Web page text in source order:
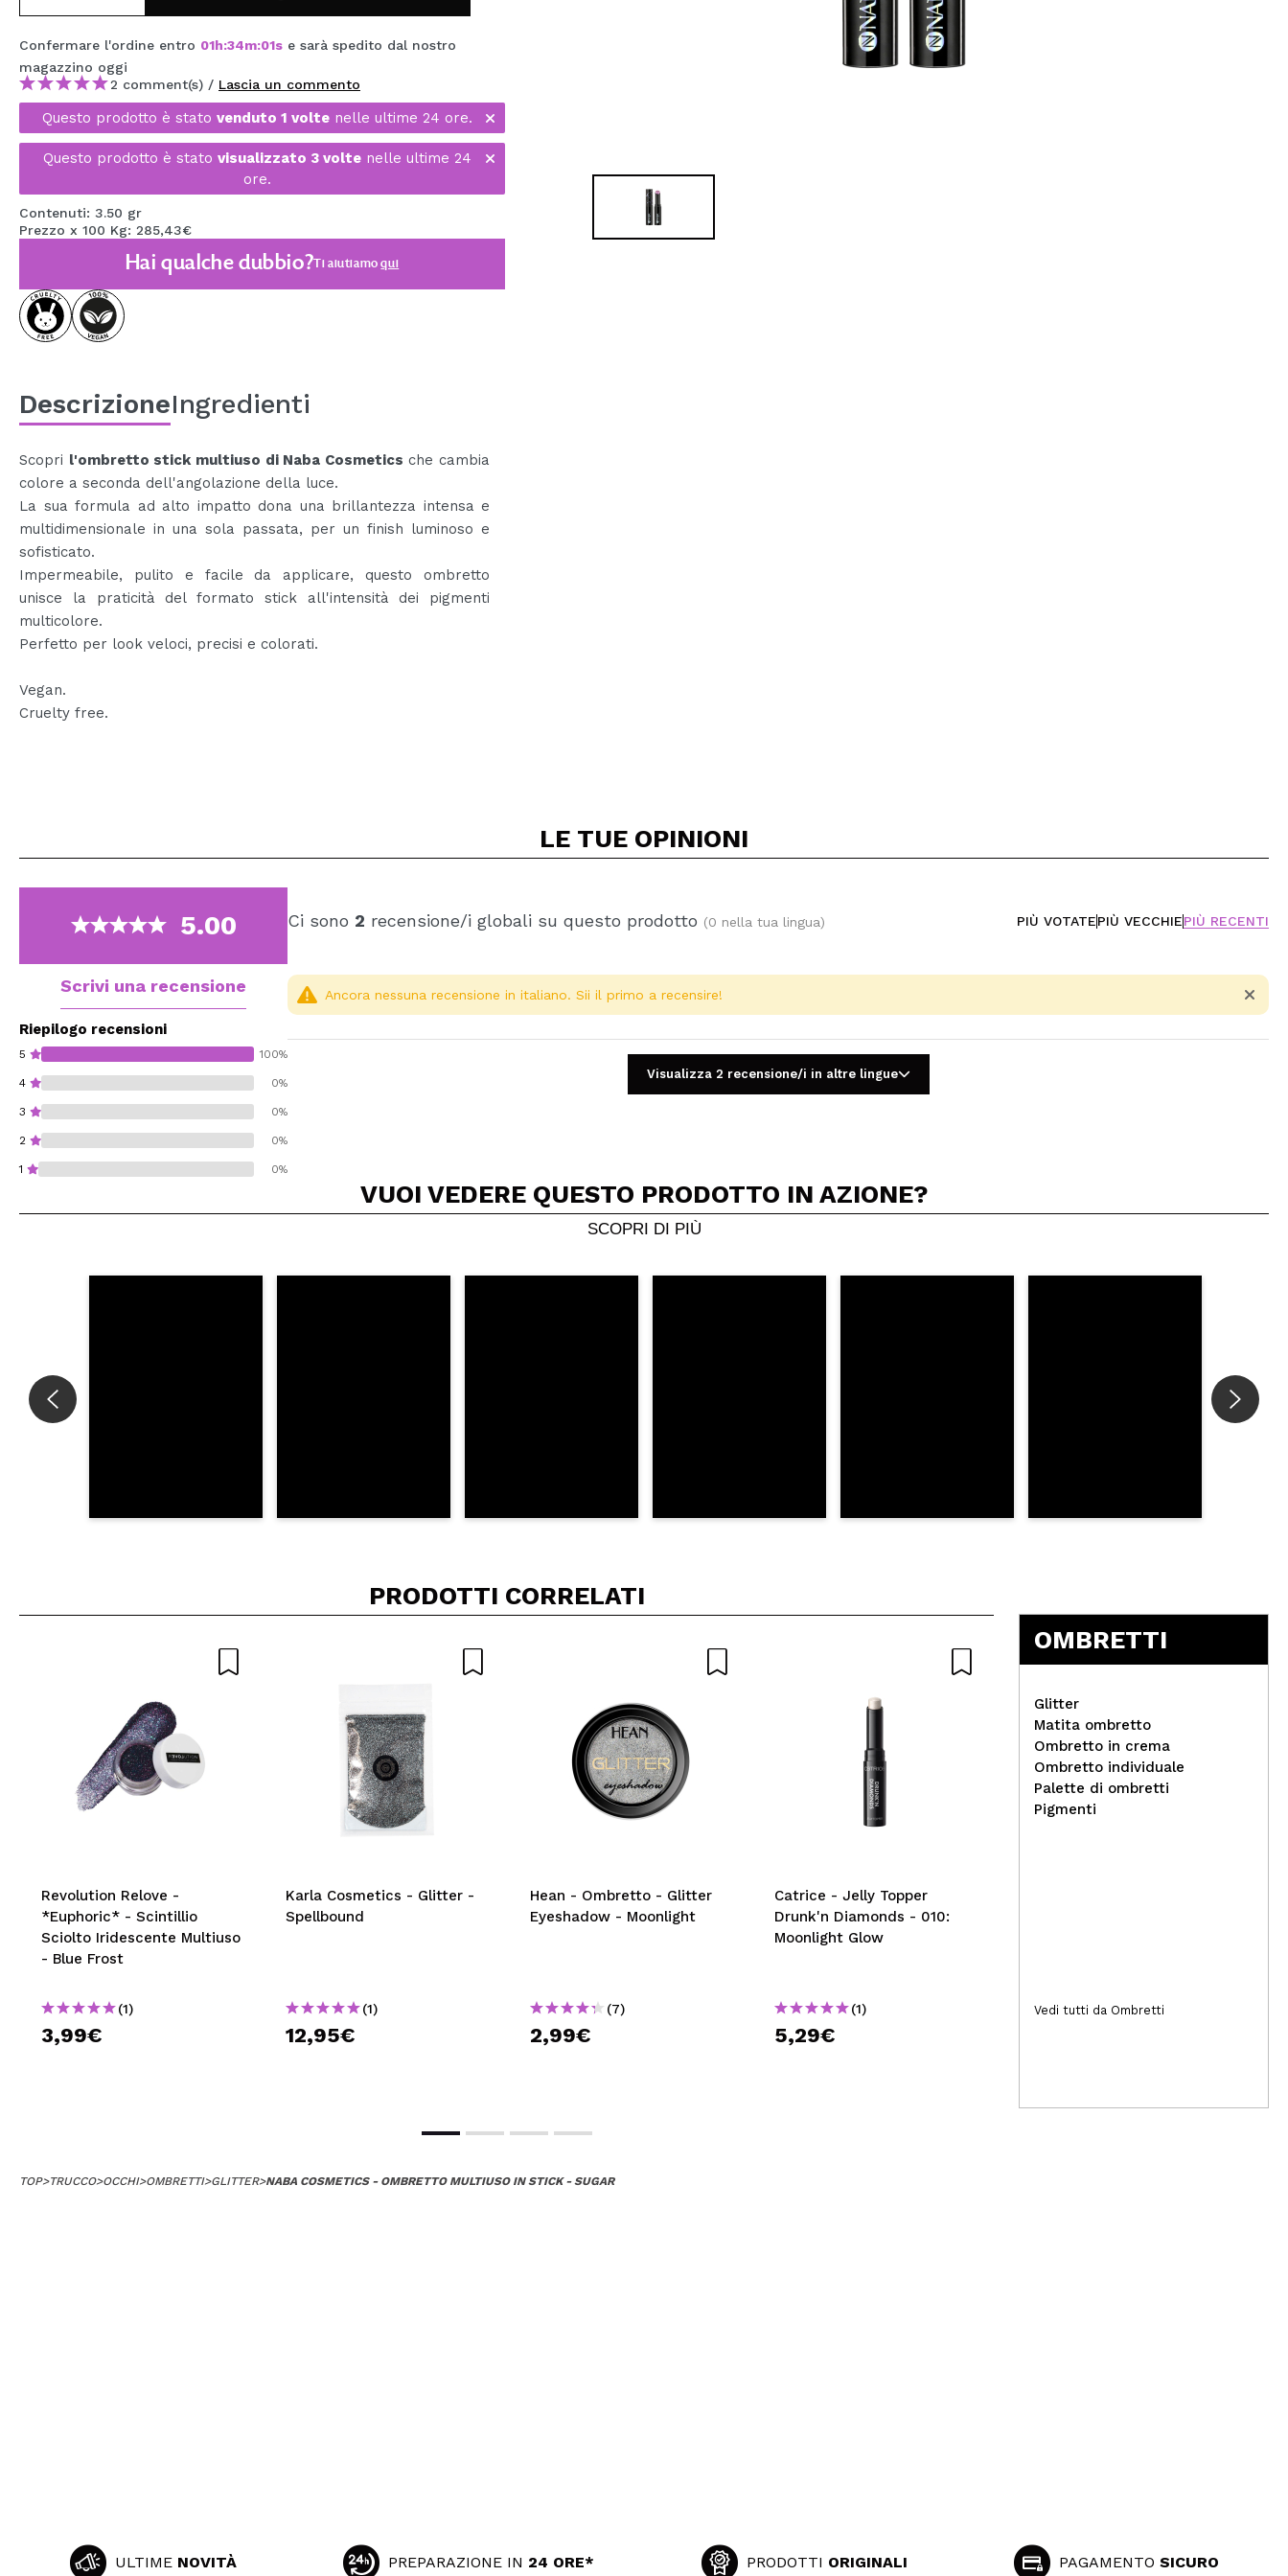
MAQUIFARMA
KOREA ZONE
TRAVEL SIZE
NATURE
SPECIALE
OUTLET
SONO TORNATI!
PROSSIMAMENTE
BLOG
CREARE UN ACCOUNT
Confermare l'ordine entro 01h:33m:59s e sarà spedito dal nostro
magazzino oggi
2 comment(s) / Lascia un commento
Questo prodotto è stato venduto 1 volte nelle ultime 24 ore.
Questo prodotto è stato visualizzato 3 volte nelle ultime 24
ore.
Contenuti: 3.50 gr
Prezzo x 100 Kg: 285,43€
Hai qualche dubbio?Ti aiutiamoqui
DescrizioneIngredienti
Scopri l'ombretto stick multiuso di Naba Cosmetics che cambia
colore a seconda dell'angolazione della luce.
La sua formula ad alto impatto dona una brillantezza intensa e
multidimensionale in una sola passata, per un finish luminoso e
sofisticato.
Impermeabile, pulito e facile da applicare, questo ombretto
unisce la praticità del formato stick all'intensità dei pigmenti
multicolore.
Perfetto per look veloci, precisi e colorati.
Vegan.
Cruelty free.
LE TUE OPINIONI
5.00
Scrivi una recensione
Riepilogo recensioni
5 100%
4 0%
3 0%
2 0%
1 0%
Ci sono 2 recensione/i globali su questo prodotto (0 nella tua lingua) PIÙ VOTATEPIÙ VECCHIEPIÙ RECENTI
Condividi un video o una foto
Il tuo video potrebbe essere il primo. Immaginalo...
Consiglieresti questo acquisto? Si No 5/5
Ancora nessuna recensione in italiano. Sii il primo a recensire!
Visualizza 2 recensione/i in altre lingue
VUOI VEDERE QUESTO PRODOTTO IN AZIONE?
SCOPRI DI PIÙ
PRODOTTI CORRELATI
Revolution Relove -
*Euphoric* - Scintillio
Sciolto Iridescente Multiuso
- Blue Frost
(1)
3,99€
Karla Cosmetics - Glitter -
Spellbound
(1)
12,95€
Hean - Ombretto - Glitter
Eyeshadow - Moonlight
(7)
2,99€
Catrice - Jelly Topper
Drunk'n Diamonds - 010:
Moonlight Glow
(1)
5,29€
Superstar - Face & Body
Glitter - Laser Silver
(3)
OMBRETTI
Glitter
Matita ombretto
Ombretto in crema
Ombretto individuale
Palette di ombretti
Pigmenti
Vedi tutti da Ombretti
TOP>TRUCCO>OCCHI>OMBRETTI>GLITTER>NABA COSMETICS - OMBRETTO MULTIUSO IN STICK - SUGAR
ULTIME NOVITÀ PREPARAZIONE IN 24 ORE* PRODOTTI ORIGINALI PAGAMENTO SICURO